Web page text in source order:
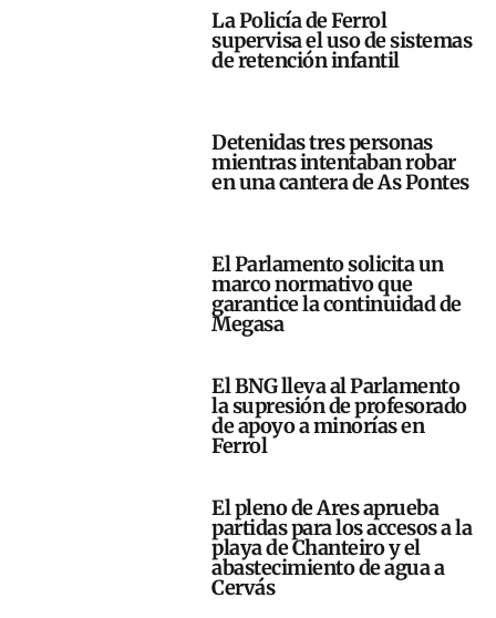
La Policía de Ferrol
supervisa el uso de sistemas
de retención infantil
Detenidas tres personas
mientras intentaban robar
en una cantera de As Pontes
El Parlamento solicita un
marco normativo que
garantice la continuidad de
Megasa
El BNG lleva al Parlamento
la supresión de profesorado
de apoyo a minorías en
Ferrol
El pleno de Ares aprueba
partidas para los accesos a la
playa de Chanteiro y el
abastecimiento de agua a
Cervás